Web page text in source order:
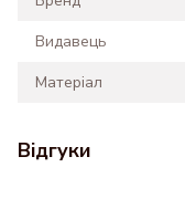
Видавець
Матеріал
Відгуки